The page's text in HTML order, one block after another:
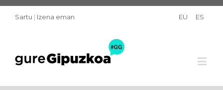
Sartu | Izena eman EU ES